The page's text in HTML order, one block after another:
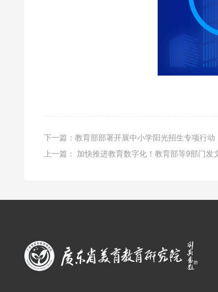
下一篇： 教育部部署开展中小学阳光招生专项行动
上一篇：
加快推进教育数字化！教育部等9部门发